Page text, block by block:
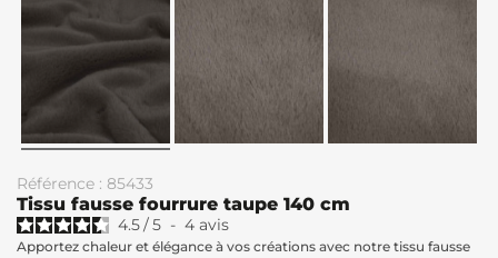
Référence : 85433
Tissu fausse fourrure taupe 140 cm
4.5/5 - 4 avis
Apportez chaleur et élégance à vos créations avec notre tissu fausse